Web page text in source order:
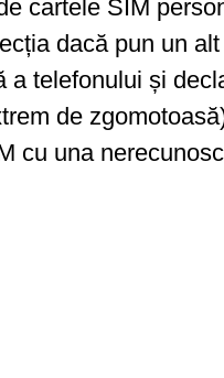
cartele SIM
dacă pun un
a telefonului și
de
cu una